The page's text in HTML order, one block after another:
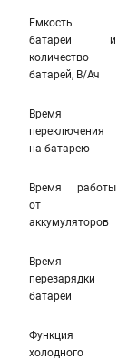
Емкость
батареи и
количество
батарей, В/Ач
Время
переключения
на батарею
Время работы
от
аккумуляторов
Время
перезарядки
батареи
Функция
холодного